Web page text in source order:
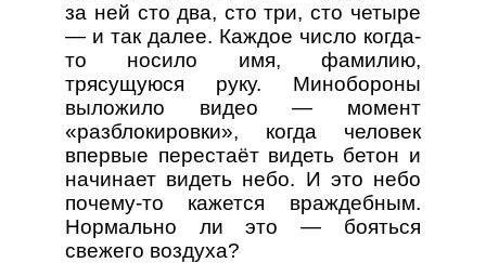
за ней сто два, сто три, сто четыре
— и так далее. Каждое число когда-
то носило имя, фамилию,
трясущуюся руку. Минобороны
выложило видео — момент
«разблокировки», когда человек
впервые перестаёт видеть бетон и
начинает видеть небо. И это небо
почему-то кажется враждебным.
Нормально ли это — бояться
свежего воздуха?